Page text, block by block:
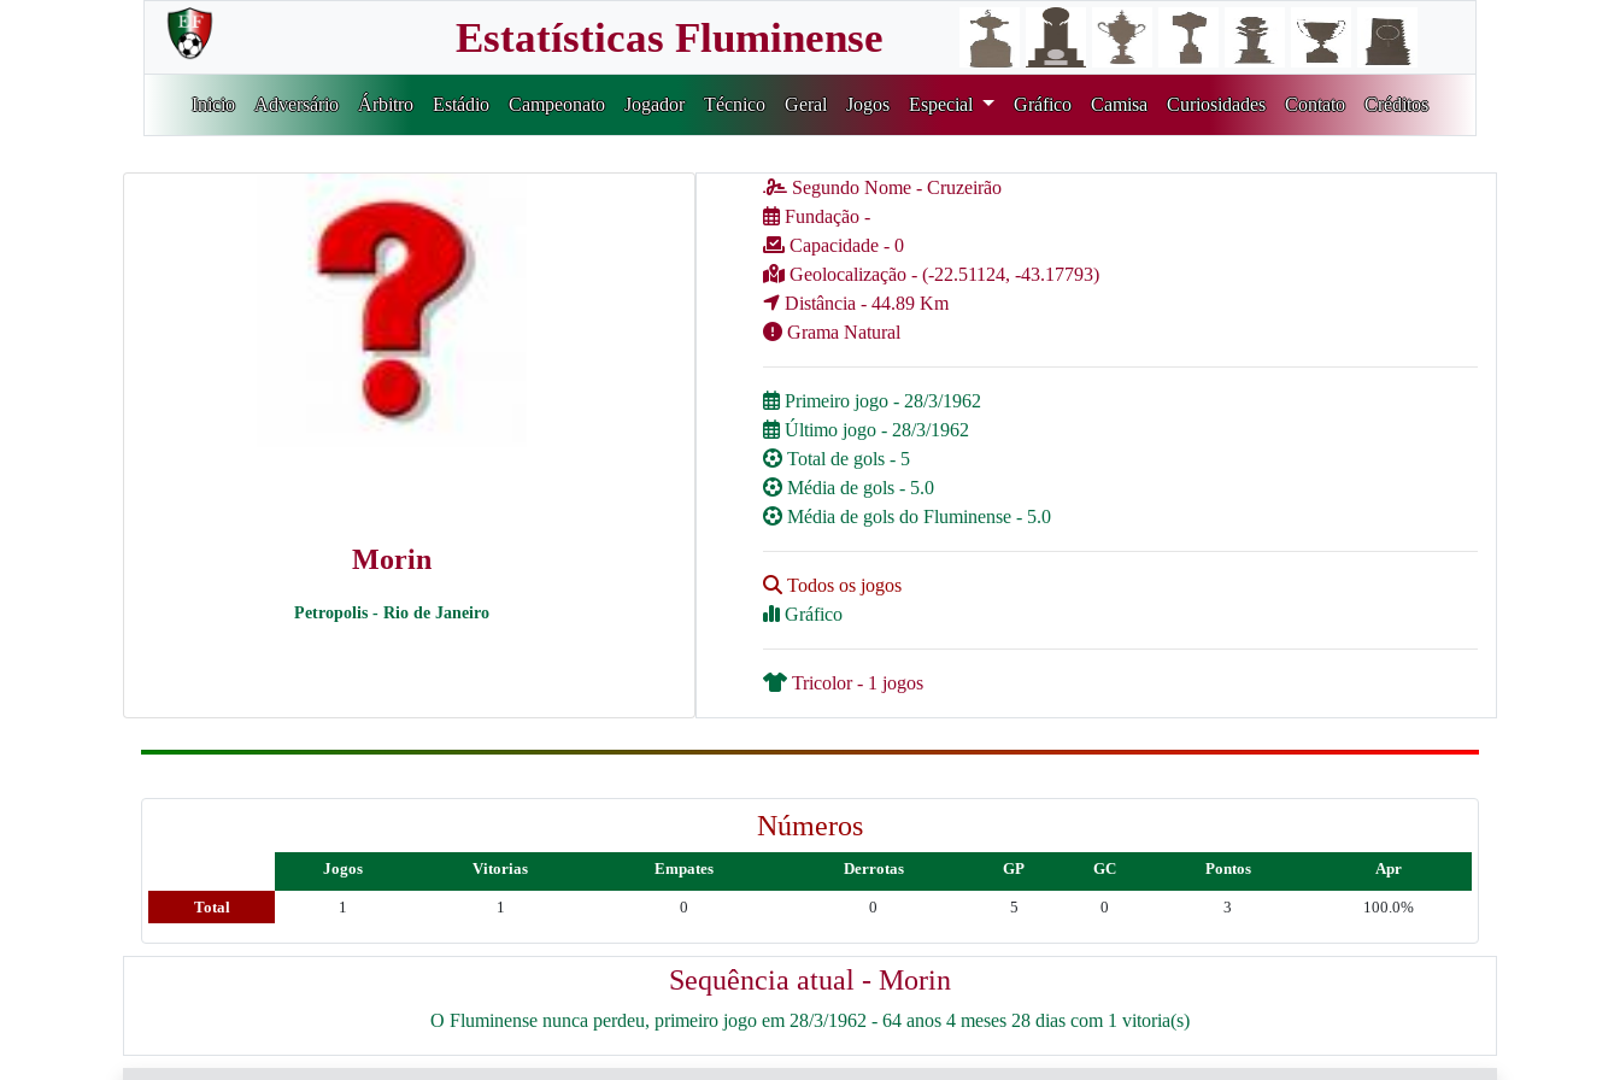
Estatísticas Fluminense
Inicio Adversário Árbitro Estádio Campeonato Jogador Técnico Geral Jogos Especial Gráfico Camisa Curiosidades Contato Créditos
Morin
Petropolis - Rio de Janeiro
Segundo Nome - Cruzeirão
Fundação -
Capacidade - 0
Geolocalização - (-22.51124, -43.17793)
Distância - 44.89 Km
Grama Natural
Primeiro jogo - 28/3/1962
Último jogo - 28/3/1962
Total de gols - 5
Média de gols - 5.0
Média de gols do Fluminense - 5.0
Todos os jogos
Gráfico
Tricolor - 1 jogos
Números
Jogos Vitorias Empates Derrotas GP GC Pontos Apr
Total 1 1 0 0 5 0 3 100.0%
Sequência atual - Morin
O Fluminense nunca perdeu, primeiro jogo em 28/3/1962 - 64 anos 4 meses 28 dias com 1 vitoria(s)